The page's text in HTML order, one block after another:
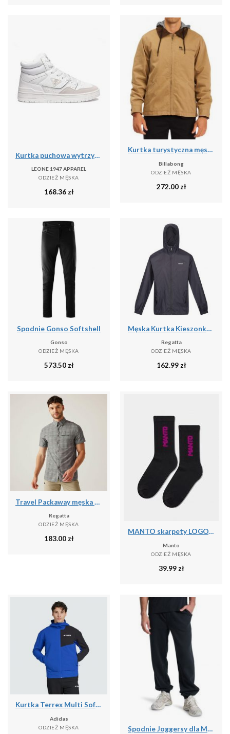
Kurtka puchowa wytrzymały na co dzień na siłownię
LEONE 1947 APPAREL
ODZIEŻ MĘSKA
168.36zł
Kurtka turystyczna męska Billabong Barlow przejściowa
Billabong
ODZIEŻ MĘSKA
272.00 zł
Spodnie Gonso Softshell
Gonso
ODZIEŻ MĘSKA
573.50zł
Męska Kurtka Kieszonkowa + Worek Pack It III
Regatta
ODZIEŻ MĘSKA
162.99zł
Travel Packaway męska koszula z krótkim rękawem
Regatta
ODZIEŻ MĘSKA
183.00zł
MANTO skarpety LOGOTYPE 25 czarne
Manto
ODZIEŻ MĘSKA
39.99 zł
Kurtka Terrex Multi Softshell
Adidas
ODZIEŻ MĘSKA
Spodnie Joggersy dla Mężczyzn SALT WATER